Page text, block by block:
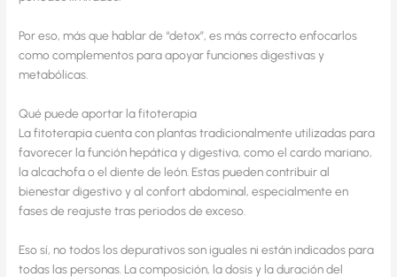
Por eso, más que hablar de “detox”, es más correcto enfocarlos
como complementos para apoyar funciones digestivas y
metabólicas.
Qué puede aportar la fitoterapia
La fitoterapia cuenta con plantas tradicionalmente utilizadas para
favorecer la función hepática y digestiva, como el cardo mariano,
la alcachofa o el diente de león. Estas pueden contribuir al
bienestar digestivo y al confort abdominal, especialmente en
fases de reajuste tras periodos de exceso.
Eso sí, no todos los depurativos son iguales ni están indicados para
todas las personas. La composición, la dosis y la duración del